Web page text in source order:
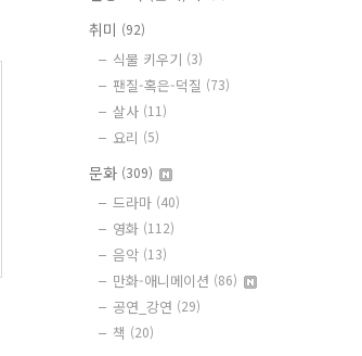
취미 (92)
식물 키우기 (3)
팬질-혹은-덕질 (73)
살사 (11)
요리 (5)
문화 (309)
드라마 (40)
영화 (112)
음악 (13)
만화-애니메이션 (86)
공연_강연 (29)
책 (20)